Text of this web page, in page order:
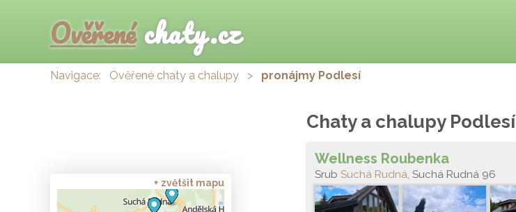
Ověřenéchaty.cz
Navigace: Ověřené chaty a chalupy > pronájmy Podlesí
Chaty a chalupy Podlesí
Wellness Roubenka
Srub Suchá Rudná, Suchá Rudná 96
+ zvětšit mapu